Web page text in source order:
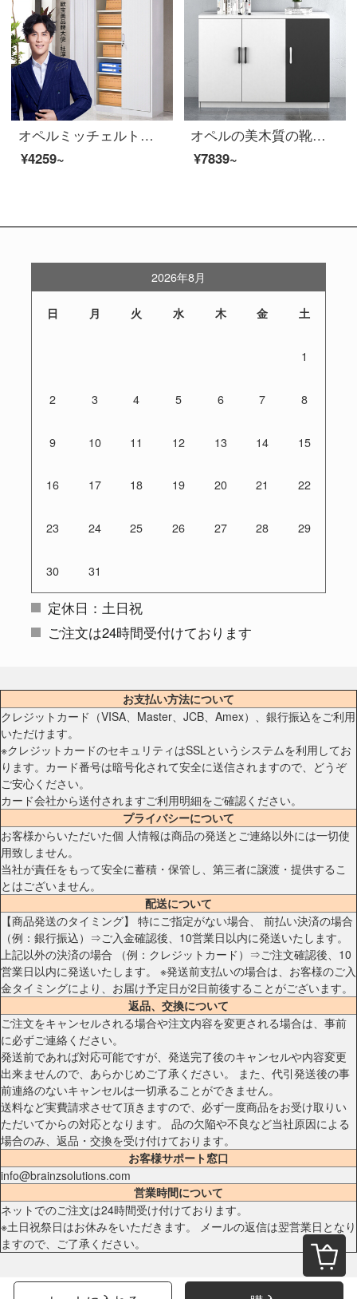
オペルミッチェルトオフィスキャビネット鋼製の鉄の皮のキャビネットの資料棚のアーカイブキャビネット
¥4259~
オペルの美木質の靴の箱の保管棚のお茶の食器棚の低い戸棚のベランダの戸棚の白黒の3つの靴の箱
¥7839~
2026年8月
日 月 火 水 木 金 土
1
2 3 4 5 6 7 8
9 10 11 12 13 14 15
16 17 18 19 20 21 22
23 24 25 26 27 28 29
30 31
定休日：土日祝
ご注文は24時間受付けております
お支払い方法について
クレジットカード（VISA、Master、JCB、Amex）、銀行振込をご利用
いただけます。
※クレジットカードのセキュリティはSSLというシステムを利用してお
ります。カード番号は暗号化されて安全に送信されますので、どうぞ
ご安心ください。
カード会社から送付されますご利用明細をご確認ください。
プライバシーについて
お客様からいただいた個 人情報は商品の発送とご連絡以外には一切使
用致しません。
当社が責任をもって安全に蓄積・保管し、第三者に譲渡・提供するこ
とはございません。
配送について
【商品発送のタイミング】 特にご指定がない場合、 前払い決済の場合
（例：銀行振込）⇒ご入金確認後、10営業日以内に発送いたします。
上記以外の決済の場合 （例：クレジットカード）⇒ご注文確認後、10
営業日以内に発送いたします。 ※発送前支払いの場合は、お客様のご入
金タイミングにより、お届け予定日が2日前後することがございます。
返品、交換について
ご注文をキャンセルされる場合や注文内容を変更される場合は、事前
に必ずご連絡ください。
発送前であれば対応可能ですが、発送完了後のキャンセルや内容変更
出来ませんので、あらかじめご了承ください。 また、代引発送後の事
前連絡のないキャンセルは一切承ることができません。
送料など実費請求させて頂きますので、必ず一度商品をお受け取りい
ただいてからの対応となります。 品の欠陥や不良など当社原因による
場合のみ、返品・交換を受け付けております。
お客様サポート窓口
info@brainzsolutions.com
営業時間について
ネットでのご注文は24時間受け付けております。
※土日祝祭日はお休みをいただきます。 メールの返信は翌営業日となり
ますので、ご了承ください。